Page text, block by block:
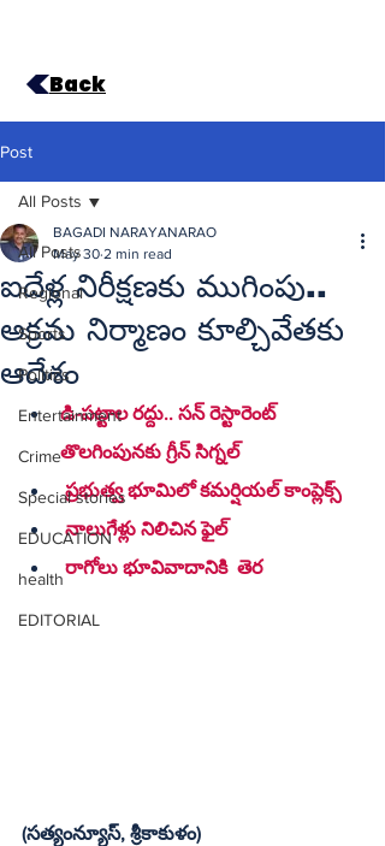
Back
Post
All Posts
Regional
Sports
Politics
Entertainment
Crime
Special stories
EDUCATION
health
EDITORIAL
All Posts
ఐదేళ్ల నిరీక్షణకు ముగింపు..
అక్రమ నిర్మాణం కూల్చివేతకు
ఆదేశం
BAGADI NARAYANARAO
May 30 2 min read
డి-పట్టాల రద్దు.. సన్ రెస్టారెంట్
తొలగింపునకు గ్రీన్ సిగ్నల్
ప్రభుత్వ భూమిలో కమర్షియల్ కాంప్లెక్స్
నాలుగేళ్లు నిలిచిన ఫైల్
రాగోలు భూవివాదానికి  తెర
(సత్యంన్యూస్, శ్రీకాకుళం)